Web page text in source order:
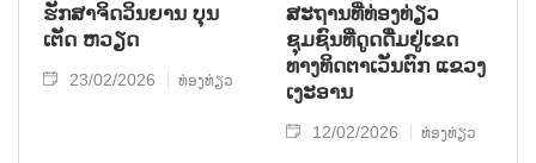
ຮັກສາຈິດວິນຍານ ບຸນ
ເຕັດ ຫວຽດ
23/02/2026 ທ່ອງທ່ຽວ
ສະຖານທີ່ທ່ອງທ່ຽວ
ຊຸມຊົນທີ່ດູດດື່ມຢູ່ເຂດ
ທາງທິດຕາເວັນຕົກ ແຂວງ
ເງະອານ
12/02/2026 ທ່ອງທ່ຽວ